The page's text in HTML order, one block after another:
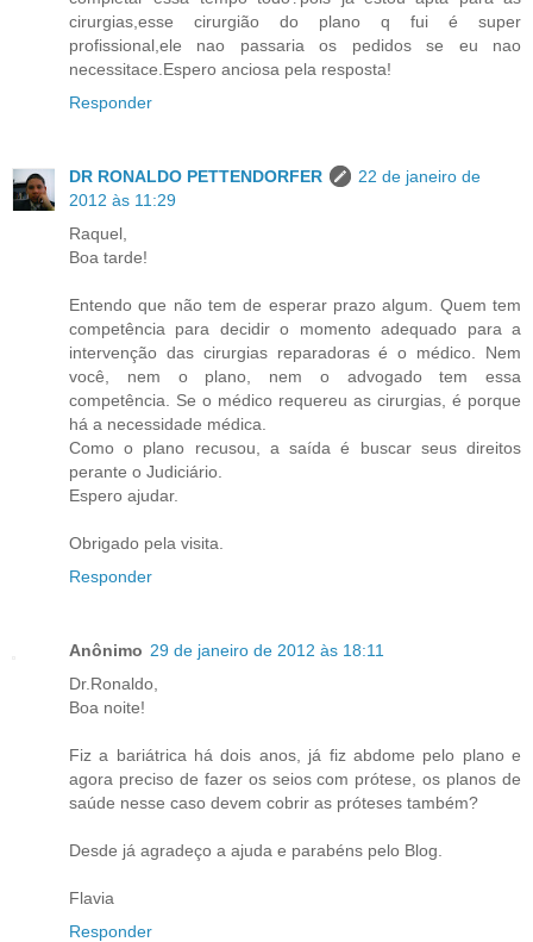
cirurgias,esse cirurgião do plano q fui é super
profissional,ele nao passaria os pedidos se eu nao
necessitace.Espero anciosa pela resposta!
Responder
DR RONALDO PETTENDORFER
22 de janeiro de
2012 às 11:29
Raquel,
Boa tarde!
Entendo que não tem de esperar prazo algum. Quem tem
competência para decidir o momento adequado para a
intervenção das cirurgias reparadoras é o médico. Nem
você, nem o plano, nem o advogado tem essa
competência. Se o médico requereu as cirurgias, é porque
há a necessidade médica.
Como o plano recusou, a saída é buscar seus direitos
perante o Judiciário.
Espero ajudar.
Obrigado pela visita.
Responder
Anônimo 29 de janeiro de 2012 às 18:11
Dr.Ronaldo,
Boa noite!
Fiz a bariátrica há dois anos, já fiz abdome pelo plano e
agora preciso de fazer os seios com prótese, os planos de
saúde nesse caso devem cobrir as próteses também?
Desde já agradeço a ajuda e parabéns pelo Blog.
Flavia
Responder